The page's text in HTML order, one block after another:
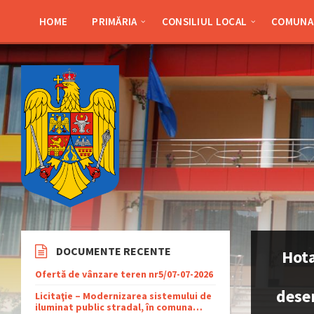
sidebar
sidebar
HOME PRIMĂRIA CONSILIUL LOCAL
DOCUMENTE RECENTE
Ofertă de vânzare teren nr5/07-07-2026
Licitaţie – Modernizarea sistemului de
iluminat public stradal, în comuna